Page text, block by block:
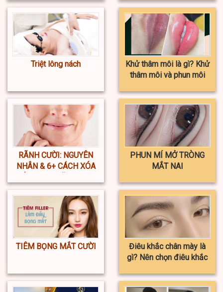
TRỊ
Triệt lông nách
Khử thâm môi là gì? Khử
thâm môi và phun môi
RÃNH CƯỜI: NGUYÊN
NHÂN & 6+ CÁCH XÓA
PHUN MÍ MỞ TRÒNG
MẮT NAI
TIÊM BỌNG MẮT CƯỜI
Điêu khắc chân mày là
gì? Nên chọn điêu khắc